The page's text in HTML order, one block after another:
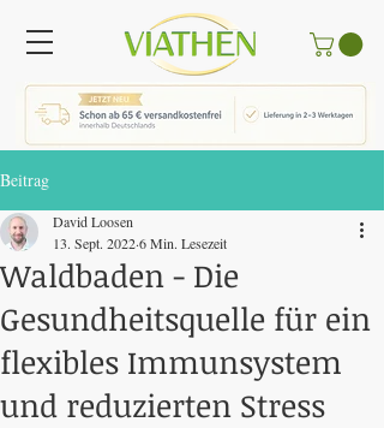
Beitrag
Waldbaden - Die
Gesundheitsquelle für ein
flexibles Immunsystem
und reduzierten Stress
David Loosen
13. Sept. 20226 Min. Lesezeit